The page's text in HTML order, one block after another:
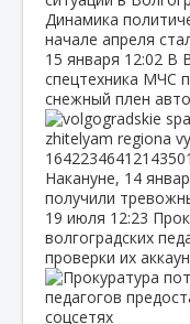
Динамика
начале апреля
15 января 12:02 В
спецтехника МЧС
снежный плен
Накануне, 14
получили
19 июля 12:23
волгоградских
проверки их